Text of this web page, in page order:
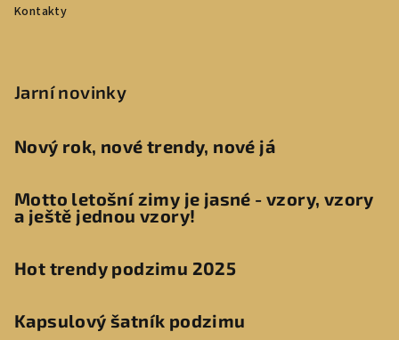
Kontakty
Jarní novinky
Nový rok, nové trendy, nové já
Motto letošní zimy je jasné - vzory, vzory
a ještě jednou vzory!
Hot trendy podzimu 2025
Kapsulový šatník podzimu